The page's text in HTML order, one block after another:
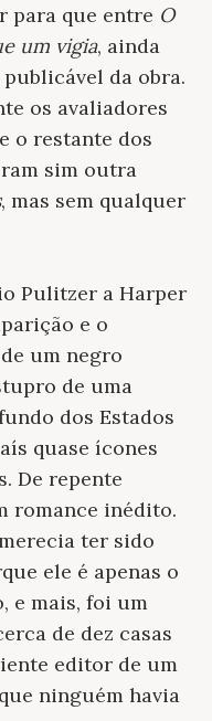
para que entre O
um vigia, ainda
publicável da obra.
os avaliadores
o restante dos
sim outra
, mas sem qualquer
Pulitzer a Harper
e o
um negro
de uma
dos Estados
quase ícones
De repente
romance inédito.
ter sido
ele é apenas o
e mais, foi um
de dez casas
editor de um
ninguém havia